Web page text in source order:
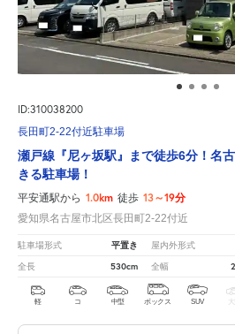
ID:310038200
長田町2-22付近駐車場
瀬戸線『尼ヶ坂駅』まで徒歩6分！名
きる駐車場！
平安通駅から 1.0km 徒歩 13～19分
愛知県名古屋市北区長田町2-22付近
駐車場形式 平置き 屋内外形式
全長 530cm 全幅
軽 コ 中型 ボックス SUV